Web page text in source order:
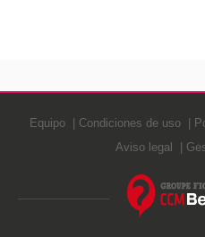
Equipo Condiciones de uso
Aviso legal